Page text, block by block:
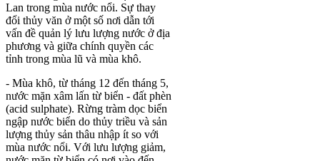
Lan trong mùa nước nổi. Sự thay
đổi thủy văn ở một số nơi dẫn tới
vấn đề quản lý lưu lượng nước ở địa
phương và giữa chính quyền các
tỉnh trong mùa lũ và mùa khô.
- Mùa khô, từ tháng 12 đến tháng 5,
nước mặn xâm lấn từ biển - đất phèn
(acid sulphate). Rừng tràm dọc biển
ngập nước biển do thủy triều và sản
lượng thủy sản thâu nhập ít so với
mùa nước nổi. Với lưu lượng giảm,